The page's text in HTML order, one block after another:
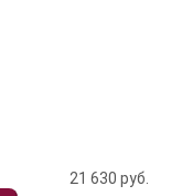
21 630 руб.